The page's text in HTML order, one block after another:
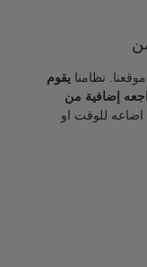
نظامنا يقوم
إضافية من
اضاعه للوقت او